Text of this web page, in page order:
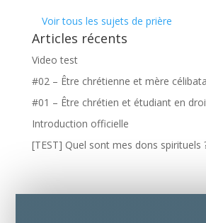
Voir tous les sujets de prière
Articles récents
Video test
#02 – Être chrétienne et mère
#01 – Être chrétien et étudiant en
Introduction officielle
[TEST] Quel sont mes dons spirituels